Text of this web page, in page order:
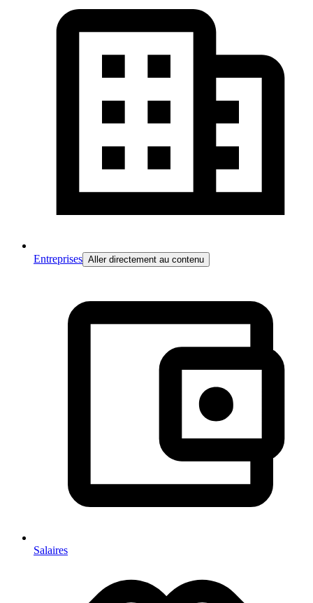
Entreprises Aller directement au contenu
Salaires